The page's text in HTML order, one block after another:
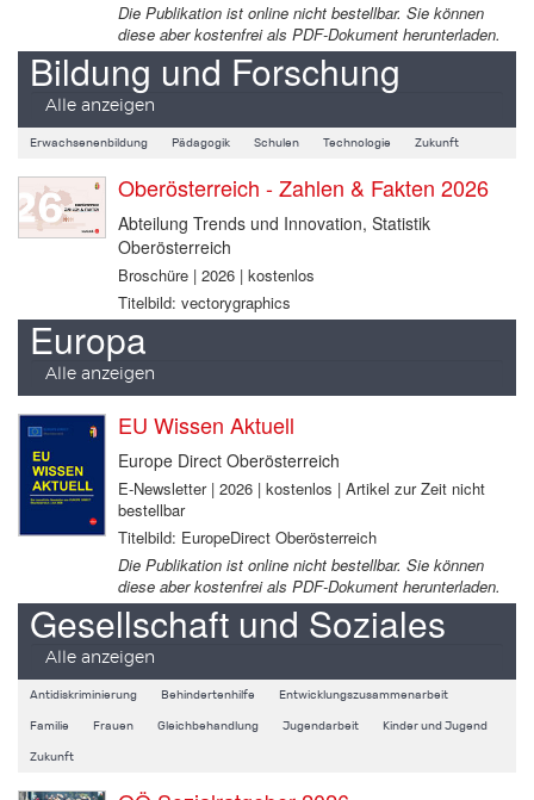
Die Publikation ist online nicht bestellbar. Sie können
diese aber kostenfrei als PDF-Dokument herunterladen.
Bildung und Forschung
Alle anzeigen
Erwachsenenbildung Pädagogik Schulen Technologie Zukunft
Oberösterreich - Zahlen & Fakten 2026
Abteilung Trends und Innovation, Statistik
Oberösterreich
Broschüre | 2026 | kostenlos
Titelbild: vectorygraphics
Europa
Alle anzeigen
EU Wissen Aktuell
Europe Direct Oberösterreich
E-Newsletter | 2026 | kostenlos | Artikel zur Zeit nicht
bestellbar
Titelbild: EuropeDirect Oberösterreich
Die Publikation ist online nicht bestellbar. Sie können
diese aber kostenfrei als PDF-Dokument herunterladen.
Gesellschaft und Soziales
Alle anzeigen
Antidiskriminierung Behindertenhilfe Entwicklungszusammenarbeit
Familie Frauen Gleichbehandlung Jugendarbeit Kinder und Jugend
Zukunft